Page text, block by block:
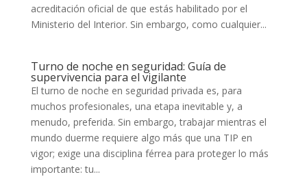
acreditación oficial de que estás habilitado por el
Ministerio del Interior. Sin embargo, como cualquier...
Turno de noche en seguridad: Guía de
supervivencia para el vigilante
El turno de noche en seguridad privada es, para
muchos profesionales, una etapa inevitable y, a
menudo, preferida. Sin embargo, trabajar mientras el
mundo duerme requiere algo más que una TIP en
vigor; exige una disciplina férrea para proteger lo más
importante: tu...